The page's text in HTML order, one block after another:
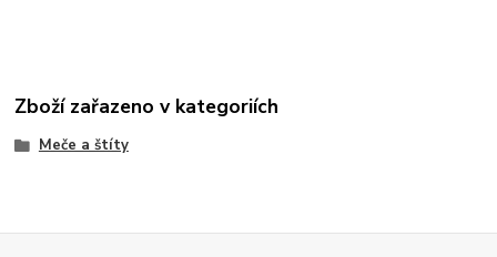
Zboží zařazeno v kategoriích
Meče a štíty